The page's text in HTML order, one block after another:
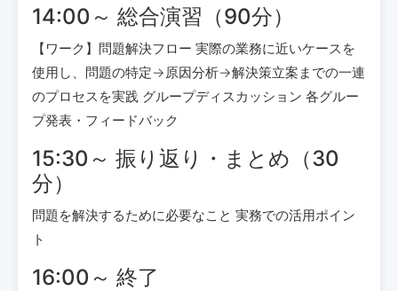
14:00～ 総合演習（90分）
【ワーク】問題解決フロー 実際の業務に近いケースを
使用し、問題の特定→原因分析→解決策立案までの一連
のプロセスを実践 グループディスカッション 各グルー
プ発表・フィードバック
15:30～ 振り返り・まとめ（30
分）
問題を解決するために必要なこと 実務での活用ポイン
ト
16:00～ 終了